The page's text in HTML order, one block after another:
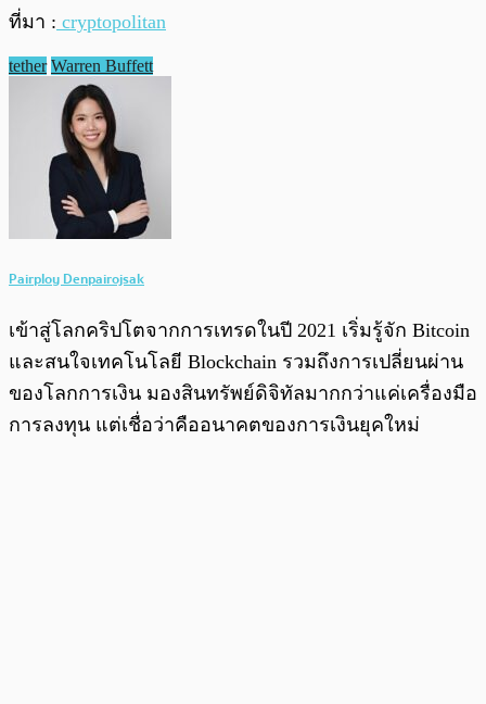
ที่มา : cryptopolitan
tether Warren Buffett
Pairploy Denpairojsak
เข้าสู่โลกคริปโตจากการเทรดในปี 2021 เริ่มรู้จัก Bitcoin
และสนใจเทคโนโลยี Blockchain รวมถึงการเปลี่ยนผ่าน
ของโลกการเงิน มองสินทรัพย์ดิจิทัลมากกว่าแค่เครื่องมือ
การลงทุน แต่เชื่อว่าคืออนาคตของการเงินยุคใหม่